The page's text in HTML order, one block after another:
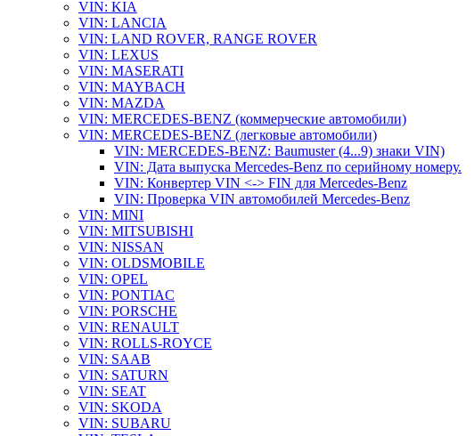
VIN: KIA
VIN: LANCIA
VIN: LAND ROVER, RANGE ROVER
VIN: LEXUS
VIN: MASERATI
VIN: MAYBACH
VIN: MAZDA
VIN: MERCEDES-BENZ (коммерческие автомобили)
VIN: MERCEDES-BENZ (легковые автомобили)
VIN: MERCEDES-BENZ: Baumuster (4...9) знаки VIN)
VIN: Дата выпуска Mercedes-Benz по серийному номеру.
VIN: Конвертер VIN <-> FIN для Mercedes-Benz
VIN: Проверка VIN автомобилей Mercedes-Benz
VIN: MINI
VIN: MITSUBISHI
VIN: NISSAN
VIN: OLDSMOBILE
VIN: OPEL
VIN: PONTIAC
VIN: PORSCHE
VIN: RENAULT
VIN: ROLLS-ROYCE
VIN: SAAB
VIN: SATURN
VIN: SEAT
VIN: SKODA
VIN: SUBARU